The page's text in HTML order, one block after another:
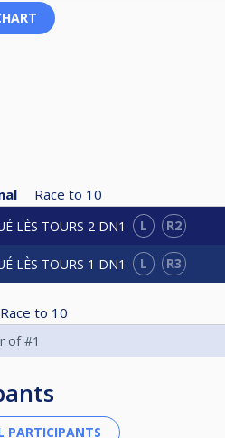
Race to 10
LÈS TOURS 2 DN1 L R2
LÈS TOURS 1 DN1 L R3
Race to 10
of #1